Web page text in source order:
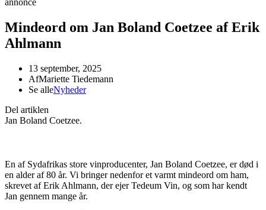
Mindeord om Jan Boland Coetzee af Erik
Ahlmann
13 september, 2025
AfMariette Tiedemann
Se alleNyheder
Del artiklen
Jan Boland Coetzee.
En af Sydafrikas store vinproducenter, Jan Boland Coetzee, er død i
en alder af 80 år. Vi bringer nedenfor et varmt mindeord om ham,
skrevet af Erik Ahlmann, der ejer Tedeum Vin, og som har kendt
Jan gennem mange år.